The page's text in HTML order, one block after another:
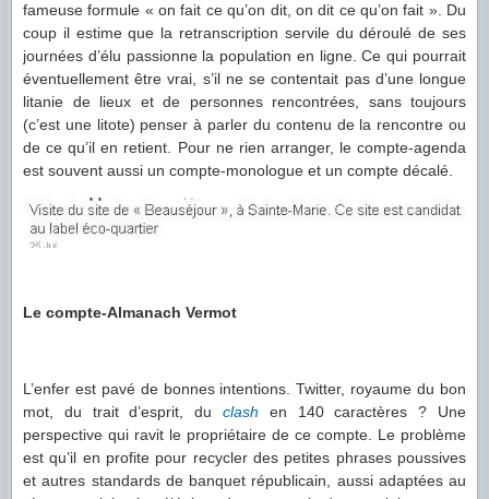
fameuse formule « on fait ce qu’on dit, on dit ce qu’on fait ». Du
coup il estime que la retranscription servile du déroulé de ses
journées d’élu passionne la population en ligne. Ce qui pourrait
éventuellement être vrai, s’il ne se contentait pas d’une longue
litanie de lieux et de personnes rencontrées, sans toujours
(c’est une litote) penser à parler du contenu de la rencontre ou
de ce qu’il en retient. Pour ne rien arranger, le compte-agenda
est souvent aussi un compte-monologue et un compte décalé.
Le compte-Almanach Vermot
L’enfer est pavé de bonnes intentions. Twitter, royaume du bon
mot, du trait d’esprit, du clash en 140 caractères ? Une
perspective qui ravit le propriétaire de ce compte. Le problème
est qu’il en profite pour recycler des petites phrases poussives
et autres standards de banquet républicain, aussi adaptées au